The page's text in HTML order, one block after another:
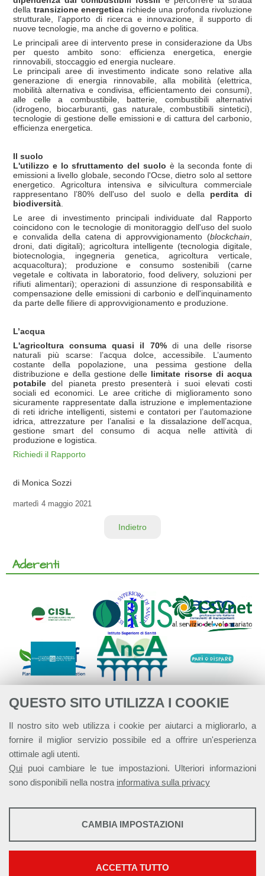
QUESTO SITO UTILIZZA I COOKIE
Il nostro sito web utilizza i cookie per aiutarci a migliorarlo, a
fornire il miglior servizio possibile ed a offrire un'esperienza
ottimale agli utenti.
Qui puoi cambiare le tue impostazioni. Ulteriori informazioni
sono disponibili nella nostra informativa sulla privacy
STATISTICHE
Mostra maggiori informazioni
CAMBIA IMPOSTAZIONI
ACCETTA TUTTO
della transizione energetica richiede una profonda rivoluzione
strutturale, l’apporto di ricerca e innovazione, il supporto di
nuove tecnologie, ma anche di governo e politica.
Le principali aree di intervento prese in considerazione da Ubs
per questo ambito sono: efficienza energetica, energie
rinnovabili, stoccaggio ed energia nucleare.
Le principali aree di investimento indicate sono relative alla
generazione di energia rinnovabile, alla mobilità (elettrica,
mobilità alternativa e condivisa, efficientamento dei consumi),
alle celle a combustibile, batterie, combustibili alternativi
(idrogeno, biocarburanti, gas naturale, combustibili sintetici),
tecnologie di gestione delle emissioni e di cattura del carbonio,
efficienza energetica.
Il suolo
L'utilizzo e lo sfruttamento del suolo è la seconda fonte di
emissioni a livello globale, secondo l'Ocse, dietro solo al settore
energetico. Agricoltura intensiva e silvicultura commerciale
rappresentano l’80% dell'uso del suolo e della perdita di
biodiversità
Le aree di investimento principali individuate dal Rapporto
coincidono con le tecnologie di monitoraggio dell'uso del suolo
e convalida della catena di approvvigionamento (blockchain
droni, dati digitali); agricoltura intelligente (tecnologia digitale,
biotecnologia, ingegneria genetica, agricoltura verticale,
acquacoltura); produzione e consumo sostenibili (carne
vegetale e coltivata in laboratorio, food delivery, soluzioni per
rifiuti alimentari); operazioni di assunzione di responsabilità e
compensazione delle emissioni di carbonio e dell'inquinamento
da parte delle filiere di approvvigionamento e produzione.
L’acqua
L'agricoltura consuma quasi il 70%di una delle risorse
naturali più scarse: l’acqua dolce, accessibile. L’aumento
costante della popolazione, una pessima gestione della
distribuzione e della gestione delle limitate risorse di acqua
potabile del pianeta presto presenterà i suoi elevati costi
sociali ed economici. Le aree critiche di miglioramento sono
sicuramente rappresentate dalla istruzione e implementazione
di reti idriche intelligenti, sistemi e contatori per l’automazione
idrica, attrezzature per l’analisi e la dissalazione dell’acqua,
gestione smart del consumo di acqua nelle attività di
produzione e logistica.
Richiedi il Rapporto
di Monica Sozzi
martedì 4 maggio 2021
Indietro
Aderenti
Alleanza Italiana per lo Sviluppo Sostenibile - ASviS